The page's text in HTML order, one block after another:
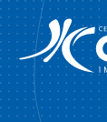
Skip
to
content